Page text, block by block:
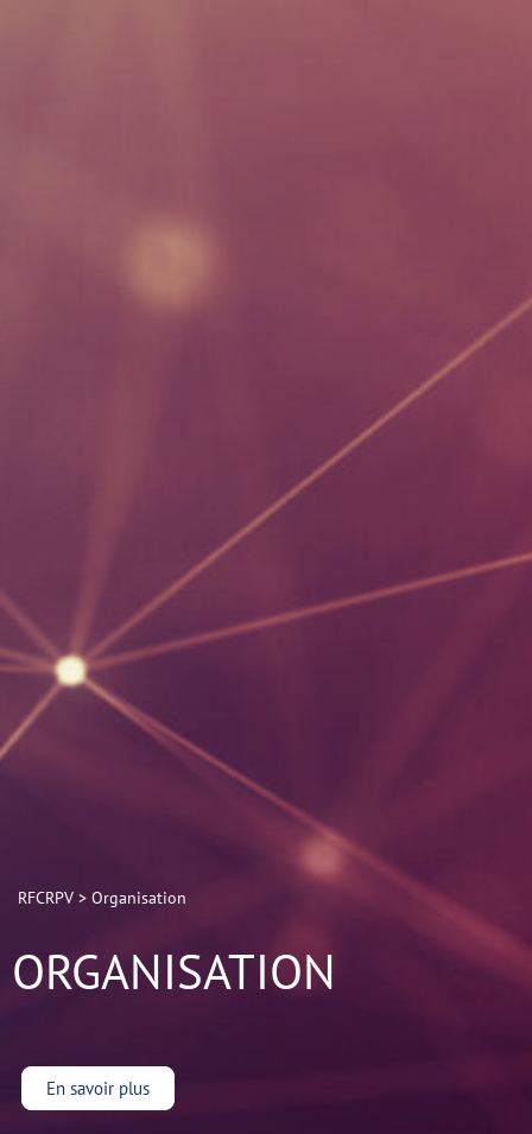
RFCRPV> Organisation
ORGANISATION
En savoir plus